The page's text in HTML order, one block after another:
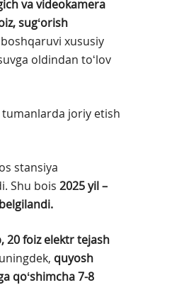
va videokamera
sugʻorish
xususiy
oldindan toʻlov
tumanlarda joriy etish
stansiya
Shu bois 2025 yil –
20 foiz elektr tejash
quyosh
qoʻshimcha 7-8